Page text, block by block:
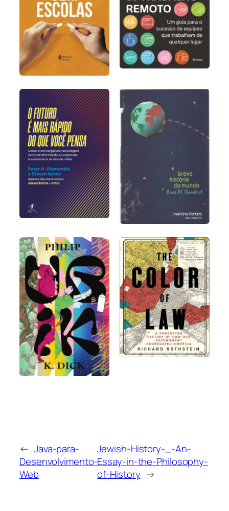
← Java-para-
Desenvolvimento-
Web
Jewish-History-_-An-
Essay-in-the-Philosophy-
of-History →